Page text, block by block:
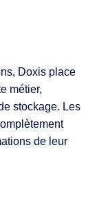
Doxis place
métier,
stockage. Les
de leur